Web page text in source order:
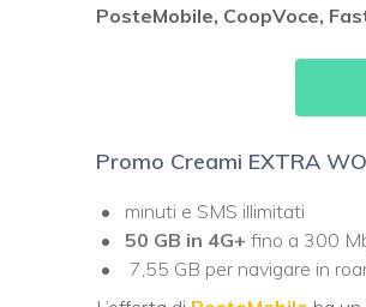
PosteMobile, CoopVoce,
Promo Creami EXTRA
minuti e SMS illimitati
50 GB in 4G+ fino a 300
7,55 GB per navigare in